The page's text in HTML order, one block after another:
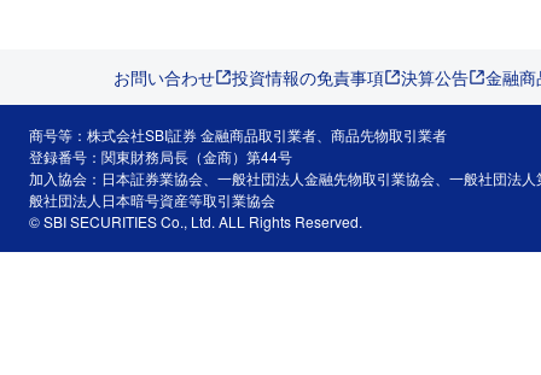
お問い合わせ 投資情報の免責事項 決算公告 金融
商号等：株式会社SBI証券 金融商品取引業者、商品先物取引業者
登録番号：関東財務局長（金商）第44号
加入協会：日本証券業協会、一般社団法人金融先物取引業協会、一般社団法
般社団法人日本暗号資産等取引業協会
© SBI SECURITIES Co., Ltd. ALL Rights Reserved.